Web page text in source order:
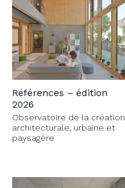
Références – édition
2026
Observatoire de la création
architecturale, urbaine et
paysagère